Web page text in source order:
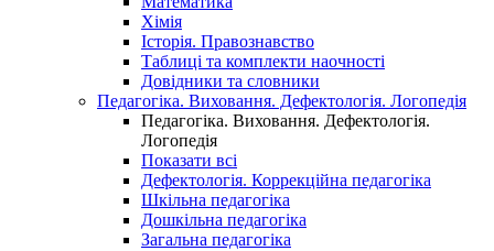
Хімія
Історія. Правознавство
Таблиці та комплекти наочності
Довідники та словники
Педагогіка. Виховання. Дефектологія. Логопедія
Педагогіка. Виховання. Дефектологія.
Логопедія
Показати всі
Дефектологія. Коррекційна педагогіка
Шкільна педагогіка
Дошкільна педагогіка
Загальна педагогіка